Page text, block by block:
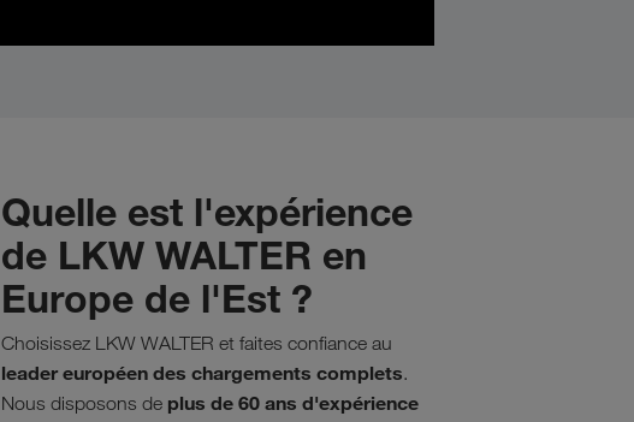
Quelle est l'expérience
de LKW WALTER en
Europe de l'Est ?
Choisissez LKW WALTER et faites confiance au
leader européen des chargements complets.
Nous disposons de plus de 60 ans d'expérience